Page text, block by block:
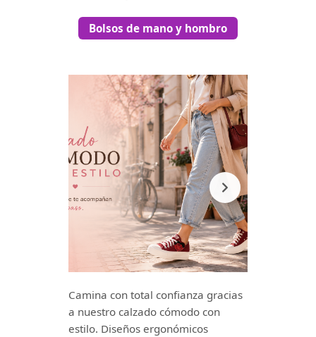
Bolsos de mano y hombro
Camina con total confianza gracias
a nuestro calzado cómodo con
estilo. Diseños ergonómicos